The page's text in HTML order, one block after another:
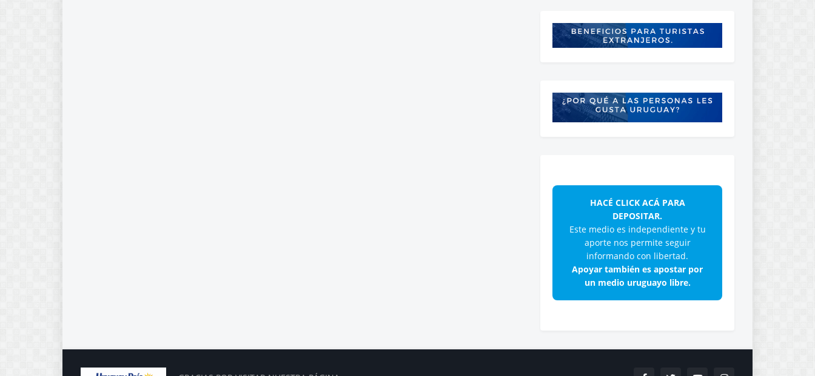
HACÉ CLICK ACÁ PARA
DEPOSITAR.
Este medio es independiente y tu
aporte nos permite seguir
informando con libertad.
Apoyar también es apostar por
un medio uruguayo libre.